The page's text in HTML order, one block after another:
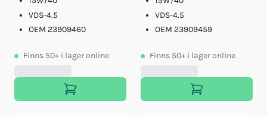
VDS-4.5
OEM 23909460
Finns 50+ i lager online
VDS-4.5
OEM 23909459
Finns 50+ i lager online